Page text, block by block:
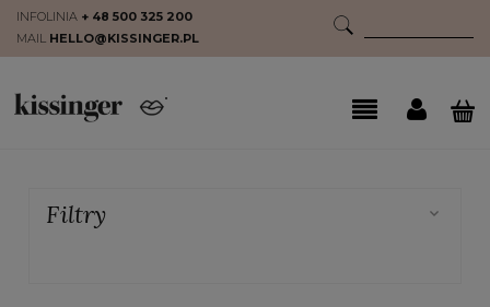
INFOLINIA + 48 500 325 200
MAIL HELLO@KISSINGER.PL
Filtry